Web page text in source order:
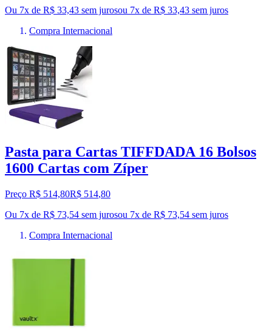
Ou 7x de R$ 33,43 sem jurosou 7x de R$ 33,43 sem juros
Compra Internacional
Pasta para Cartas TIFFDADA 16 Bolsos
1600 Cartas com Zíper
Preço R$ 514,80R$ 514,80
Ou 7x de R$ 73,54 sem jurosou 7x de R$ 73,54 sem juros
Compra Internacional